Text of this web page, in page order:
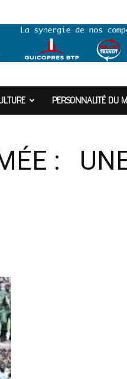
PERSONNALITÉ DU
: